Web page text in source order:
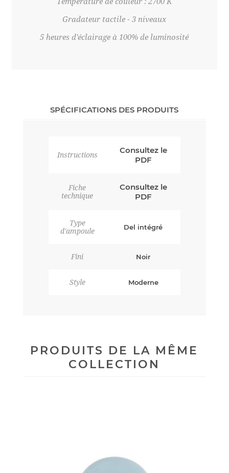
Gradateur tactile - 3 niveaux
5 heures d'éclairage à 100% de luminosité
SPÉCIFICATIONS DES PRODUITS
Instructions
Consultez le
PDF
Fiche
technique
Consultez le
PDF
Type
d'ampoule
Del intégré
Fini Noir
Style Moderne
PRODUITS DE LA MÊME
COLLECTION